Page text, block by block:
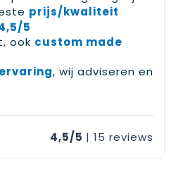
prijs/kwaliteit
5
ook custom made
, wij adviseren en
4,5/5 | 15 reviews